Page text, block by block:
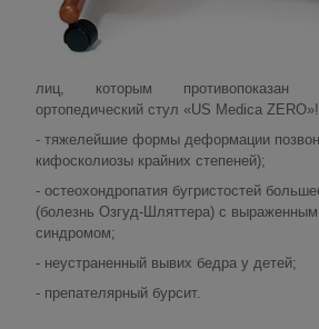
лиц, которым противопоказан
ортопедический стул «US Medica ZERO»!
- тяжелейшие формы деформации
кифосколиозы крайних степеней);
- остеохондропатия бугристостей
(болезнь Озгуд-Шляттера) с
синдромом;
- неустраненный вывих бедра у детей;
- препателярный бурсит.